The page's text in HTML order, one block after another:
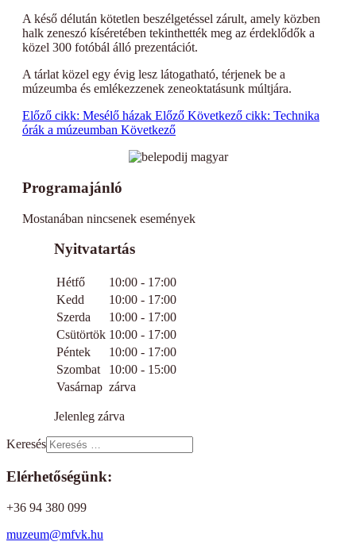
A késő délután kötetlen beszélgetéssel zárult, amely közben
halk zeneszó kíséretében tekinthették meg az érdeklődők a
közel 300 fotóbál álló prezentációt.
A tárlat közel egy évig lesz látogatható, térjenek be a
múzeumba és emlékezzenek zeneoktatásunk múltjára.
Előző cikk: Mesélő házak Előző Következő cikk: Technika
órák a múzeumban Következő
Programajánló
Mostanában nincsenek események
Nyitvatartás
Hétfő
10:00 - 17:00
Kedd
10:00 - 17:00
Szerda
10:00 - 17:00
Csütörtök 10:00 - 17:00
Péntek
10:00 - 17:00
Szombat
10:00 - 15:00
Vasárnap zárva
Jelenleg zárva
Keresés
Elérhetőségünk:
+36 94 380 099
muzeum@mfvk.hu